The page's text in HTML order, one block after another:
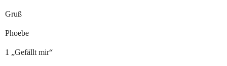
Gruß
Phoebe
1 „Gefällt mir“